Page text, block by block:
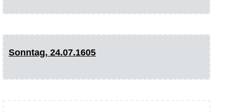
Sonntag, 24.07.1605